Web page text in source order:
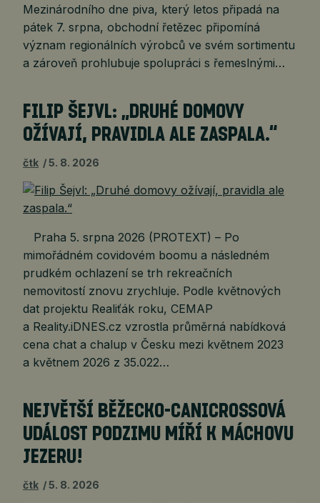
Mezinárodního dne piva, který letos připadá na
pátek 7. srpna, obchodní řetězec připomíná
význam regionálních výrobců ve svém sortimentu
a zároveň prohlubuje spolupráci s řemeslnými…
FILIP ŠEJVL: „DRUHÉ DOMOVY
OŽÍVAJÍ, PRAVIDLA ALE ZASPALA.“
čtk 5. 8. 2026
Praha 5. srpna 2026 (PROTEXT) – Po
mimořádném covidovém boomu a následném
prudkém ochlazení se trh rekreačních
nemovitostí znovu zrychluje. Podle květnových
dat projektu Realiťák roku, CEMAP
a Reality.iDNES.cz vzrostla průměrná nabídková
cena chat a chalup v Česku mezi květnem 2023
a květnem 2026 z 35.022…
NEJVĚTŠÍ BĚŽECKO-CANICROSSOVÁ
UDÁLOST PODZIMU MÍŘÍ K MÁCHOVU
JEZERU!
čtk 5. 8. 2026